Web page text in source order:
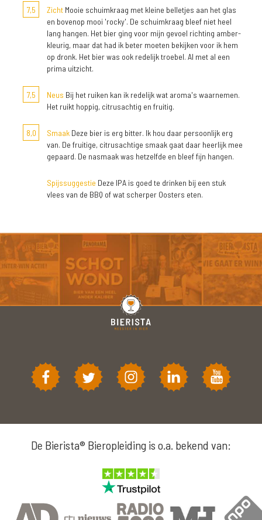
7,5
Zicht Mooie schuimkraag met kleine belletjes aan het glas
en bovenop mooi 'rocky'. De schuimkraag bleef niet heel
lang hangen. Het bier ging voor mijn gevoel richting amber-
kleurig, maar dat had ik beter moeten bekijken voor ik hem
op dronk. Het bier was ook redelijk troebel. Al met al een
prima uitzicht.
7,5 Neus Bij het ruiken kan ik redelijk wat aroma's waarnemen.
Het ruikt hoppig, citrusachtig en fruitig.
8,0 Smaak Deze bier is erg bitter. Ik hou daar persoonlijk erg
van. De fruitige, citrusachtige smaak gaat daar heerlijk mee
gepaard. De nasmaak was hetzelfde en bleef fijn hangen.
Spijssuggestie Deze IPA is goed te drinken bij een stuk
vlees van de BBQ of wat scherper Oosters eten.
De Bierista® Bieropleiding is o.a. bekend van: